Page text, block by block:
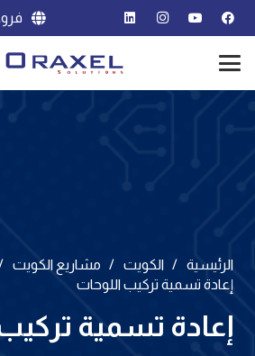
الرئيسية / الكويت / مشاريع الكويت
إعادة تسمية تركيب اللوحات
إعادة تسمية